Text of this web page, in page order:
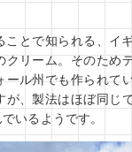
とで知られる、イ
リーム。そのため
ル州でも作られて
が、製法はほぼ同じ
いるようです。